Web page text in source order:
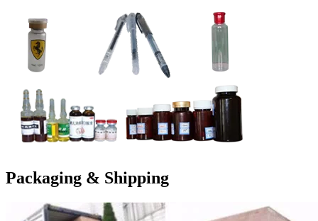
Packaging & Shipping